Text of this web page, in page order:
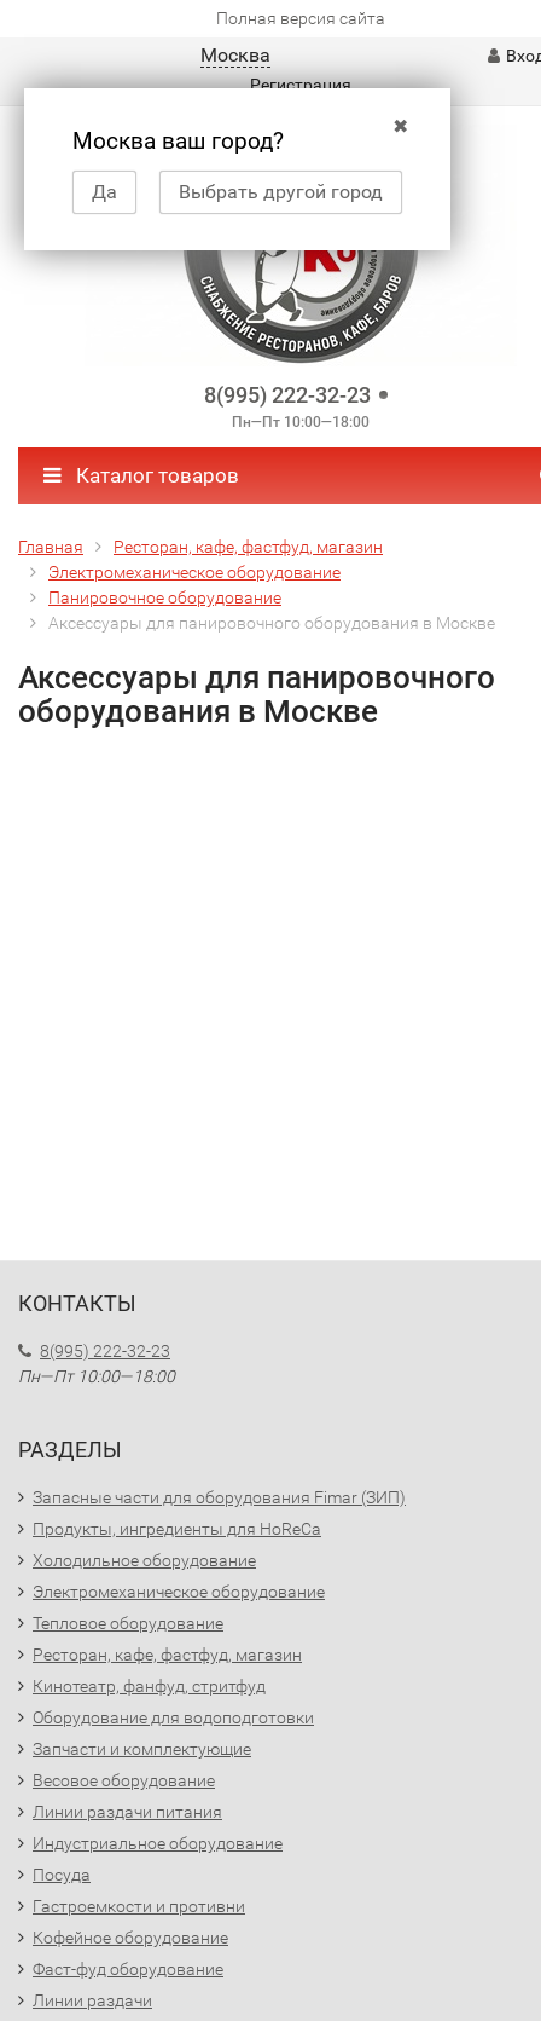
Полная версия сайта
Москва
✖
Москва ваш город?
Да Выбрать другой город
Регистрация
8(995) 222-32-23
Пн—Пт 10:00—18:00
Каталог товаров
Главная
Ресторан, кафе, фастфуд, магазин
Электромеханическое оборудование
Панировочное оборудование
Аксессуары для панировочного оборудования в Москве
Аксессуары для панировочного
оборудования в Москве
КОНТАКТЫ
8(995) 222-32-23
Пн—Пт 10:00—18:00
РАЗДЕЛЫ
Запасные части для оборудования Fimar (ЗИП)
Продукты, ингредиенты для HoReCa
Холодильное оборудование
Электромеханическое оборудование
Тепловое оборудование
Ресторан, кафе, фастфуд, магазин
Кинотеатр, фанфуд, стритфуд
Оборудование для водоподготовки
Запчасти и комплектующие
Весовое оборудование
Линии раздачи питания
Индустриальное оборудование
Посуда
Гастроемкости и противни
Кофейное оборудование
Фаст-фуд оборудование
Линии раздачи